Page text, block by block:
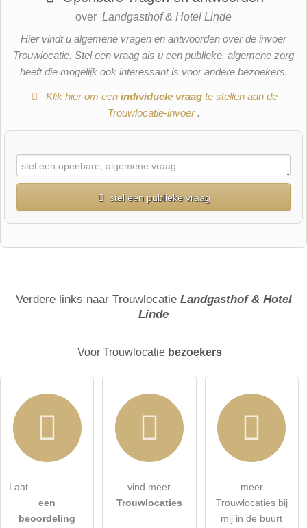
over Landgasthof & Hotel Linde
Hier vindt u algemene vragen en antwoorden over de invoer
Trouwlocatie. Stel een vraag als u een publieke, algemene zorg
heeft die mogelijk ook interessant is voor andere bezoekers.
Klik hier om een ​​individuele vraagte stellen aan de
Trouwlocatie-invoer .
stel een publieke vraag
E-mailadres (wordt niet gepubliceerd)
Ik heb de gegevensbeschermingsverklaring gelezen.
Verdere links naar Trouwlocatie Landgasthof & Hotel
Linde
Voor Trouwlocatie bezoekers
Laat
een
beoordeling
vind meer
Trouwlocaties
meer
Trouwlocaties bij
mij in de buurt